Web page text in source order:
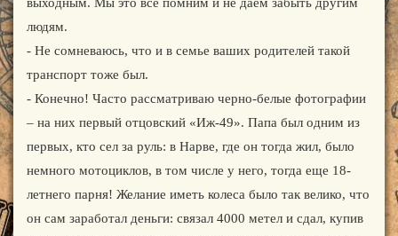
людям.
- Не сомневаюсь, что и в семье ваших родителей такой
транспорт тоже был.
- Конечно! Часто рассматриваю черно-белые фотографии
– на них первый отцовский «Иж-49». Папа был одним из
первых, кто сел за руль: в Нарве, где он тогда жил, было
немного мотоциклов, в том числе у него, тогда еще 18-
летнего парня! Желание иметь колеса было так велико, что
он сам заработал деньги: связал 4000 метел и сдал, купив